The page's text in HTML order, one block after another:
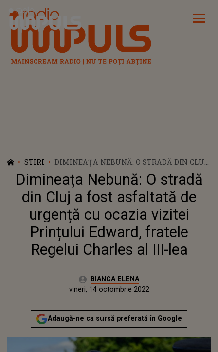
Radio Impuls
STIRI
DIMINEAȚA NEBUNĂ: O STRADĂ DIN CLUJ
A FOST ASFALTATĂ DE URGENȚĂ CU
OCAZIA VIZITEI PRINȚULUI EDWARD,
FRATELE REGELUI CHARLES AL III-LEA
Dimineața Nebună: O stradă
din Cluj a fost asfaltată de
urgență cu ocazia vizitei
Prințului Edward, fratele
Regelui Charles al III-lea
Autor:BIANCA ELENA
Publicat:
vineri, 14 octombrie 2022
Adaugă-ne ca sursă preferată în Google